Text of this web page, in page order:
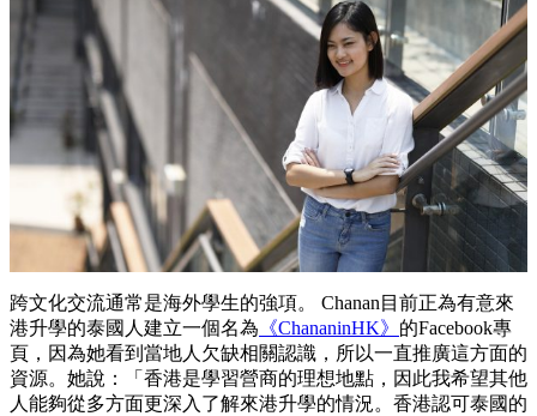
跨文化交流通常是海外學生的強項。 Chanan目前正為有意來
港升學的泰國人建立一個名為 《ChananinHK》 的Facebook專
頁，因為她看到當地人欠缺相關認識，所以一直推廣這方面的
資源。她說：「香港是學習營商的理想地點，因此我希望其他
人能夠從多方面更深入了解來港升學的情況。香港認可泰國的